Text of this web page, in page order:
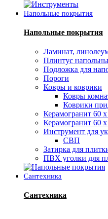
Напольные покрытия
Напольные покрытия
Ламинат,
Плинтус
Подложка для
Пороги
Ковры и коврики
Ковры
Коврики
Керамогранит 60
Керамогранит 60
Инструмент для
СВП
Затирка для
ПВХ уголки для
Сантехника
Сантехника